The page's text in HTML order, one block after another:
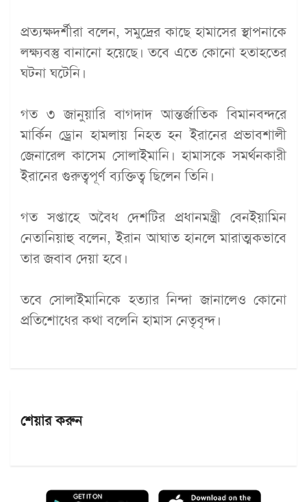
প্রত্যক্ষদর্শীরা বলেন, সমুদ্রের কাছে হামাসের স্থাপনাকে
লক্ষ্যবস্তু বানানো হয়েছে। তবে এতে কোনো হতাহতের
ঘটনা ঘটেনি।
গত ৩ জানুয়ারি বাগদাদ আন্তর্জাতিক বিমানবন্দরে
মার্কিন ড্রোন হামলায় নিহত হন ইরানের প্রভাবশালী
জেনারেল কাসেম সোলাইমানি। হামাসকে সমর্থনকারী
ইরানের গুরুত্বপূর্ণ ব্যক্তিত্ব ছিলেন তিনি।
গত সপ্তাহে অবৈধ দেশটির প্রধানমন্ত্রী বেনইয়ামিন
নেতানিয়াহু বলেন, ইরান আঘাত হানলে মারাত্মকভাবে
তার জবাব দেয়া হবে।
তবে সোলাইমানিকে হত্যার নিন্দা জানালেও কোনো
প্রতিশোধের কথা বলেনি হামাস নেতৃবৃন্দ।
শেয়ার করুন